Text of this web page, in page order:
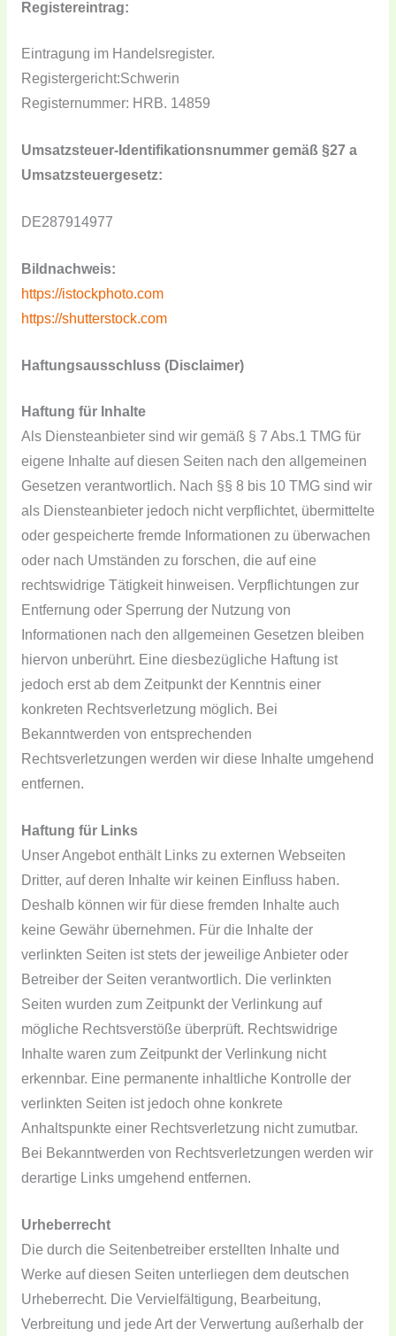
Registereintrag:
Eintragung im Handelsregister.
Registergericht:Schwerin
Registernummer: HRB. 14859
Umsatzsteuer-Identifikationsnummer gemäß §27 a
Umsatzsteuergesetz:
DE287914977
Bildnachweis:
https://istockphoto.com
https://shutterstock.com
Haftungsausschluss (Disclaimer)
Haftung für Inhalte
Als Diensteanbieter sind wir gemäß § 7 Abs.1 TMG für
eigene Inhalte auf diesen Seiten nach den allgemeinen
Gesetzen verantwortlich. Nach §§ 8 bis 10 TMG sind wir
als Diensteanbieter jedoch nicht verpflichtet, übermittelte
oder gespeicherte fremde Informationen zu überwachen
oder nach Umständen zu forschen, die auf eine
rechtswidrige Tätigkeit hinweisen. Verpflichtungen zur
Entfernung oder Sperrung der Nutzung von
Informationen nach den allgemeinen Gesetzen bleiben
hiervon unberührt. Eine diesbezügliche Haftung ist
jedoch erst ab dem Zeitpunkt der Kenntnis einer
konkreten Rechtsverletzung möglich. Bei
Bekanntwerden von entsprechenden
Rechtsverletzungen werden wir diese Inhalte umgehend
entfernen.
Haftung für Links
Unser Angebot enthält Links zu externen Webseiten
Dritter, auf deren Inhalte wir keinen Einfluss haben.
Deshalb können wir für diese fremden Inhalte auch
keine Gewähr übernehmen. Für die Inhalte der
verlinkten Seiten ist stets der jeweilige Anbieter oder
Betreiber der Seiten verantwortlich. Die verlinkten
Seiten wurden zum Zeitpunkt der Verlinkung auf
mögliche Rechtsverstöße überprüft. Rechtswidrige
Inhalte waren zum Zeitpunkt der Verlinkung nicht
erkennbar. Eine permanente inhaltliche Kontrolle der
verlinkten Seiten ist jedoch ohne konkrete
Anhaltspunkte einer Rechtsverletzung nicht zumutbar.
Bei Bekanntwerden von Rechtsverletzungen werden wir
derartige Links umgehend entfernen.
Urheberrecht
Die durch die Seitenbetreiber erstellten Inhalte und
Werke auf diesen Seiten unterliegen dem deutschen
Urheberrecht. Die Vervielfältigung, Bearbeitung,
Verbreitung und jede Art der Verwertung außerhalb der